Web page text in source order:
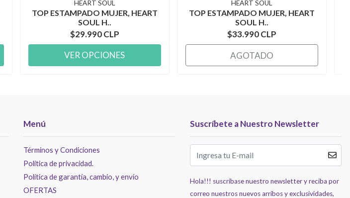
HEART SOUL
TOP ESTAMPADO MUJER, HEART
SOUL H..
$29.990 CLP
VER OPCIONES
HEART SOUL
TOP ESTAMPADO MUJER, HEART
SOUL H..
$33.990 CLP
AGOTADO
Menú
Términos y Condiciones
Politica de privacidad.
Política de garantía, cambio, y envío
OFERTAS
Suscríbete a Nuestro Newsletter
Hola!!! suscríbase nuestro newsletter y reciba por
correo nuestros nuevos arribos y exclusividades,